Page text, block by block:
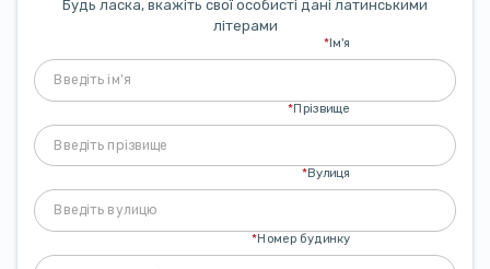
Будь ласка, вкажіть свої особисті дані латинськими
літерами
Ім'я
*
Прізвище
*
Вулиця
*
Номер будинку
*